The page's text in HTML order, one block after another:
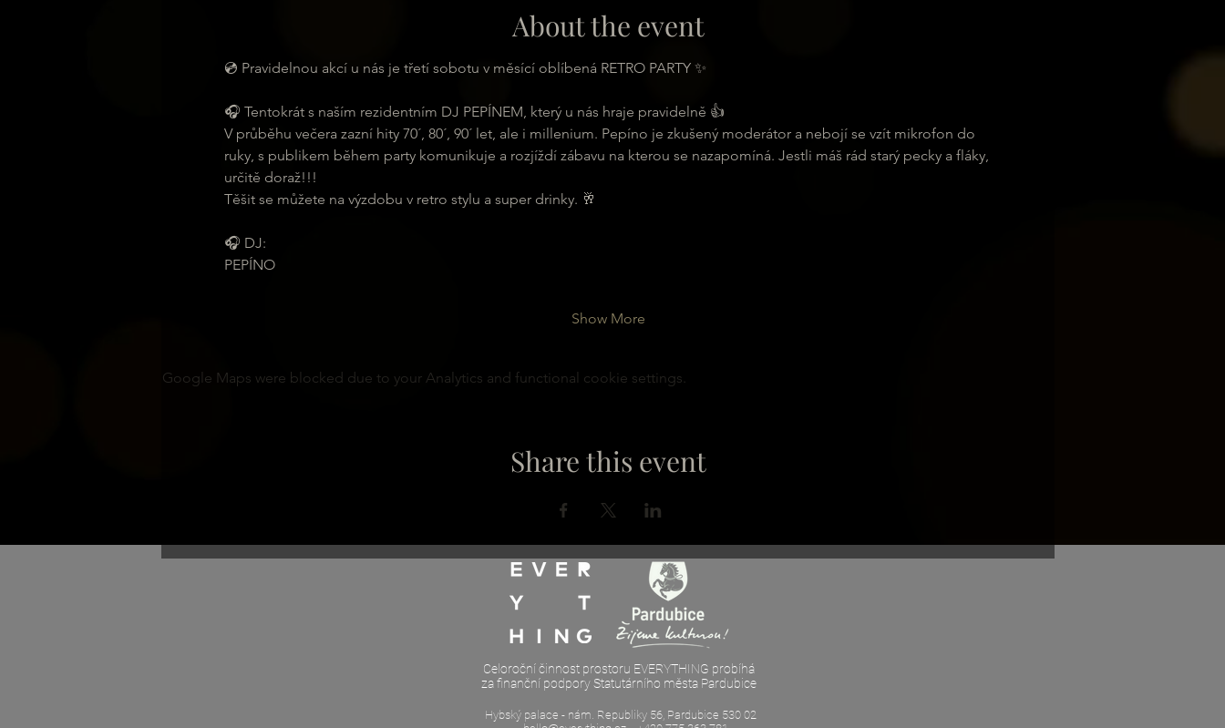
About the event
💿 Pravidelnou akcí u nás je třetí sobotu v měsící oblíbená RETRO PARTY ✨
🎧 Tentokrát s naším rezidentním DJ PEPÍNEM, který u nás hraje pravidelně 👍
V průběhu večera zazní hity 70´, 80´, 90´ let, ale i millenium. Pepíno je zkušený moderátor a nebojí se vzít mikrofon do
ruky, s publikem během party komunikuje a rozjíždí zábavu na kterou se nazapomíná. Jestli máš rád starý pecky a fláky,
určitě doraž!!!
Těšit se můžete na výzdobu v retro stylu a super drinky. 🥂
🎧 DJ:
PEPÍNO
Show More
Google Maps were blocked due to your Analytics and functional cookie settings.
Share this event
Celoroční činnost prostoru EVERYTHING probíhá
za finanční podpory Statutárního města Pardubice
Hybský palace - nám. Republiky 56, Pardubice 530 02